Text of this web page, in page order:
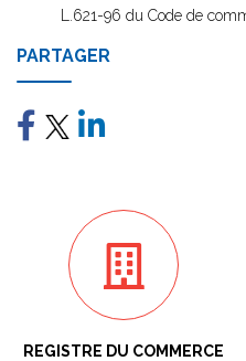
L.621-96 du Code de
PARTAGER
REGISTRE DU COMMERCE